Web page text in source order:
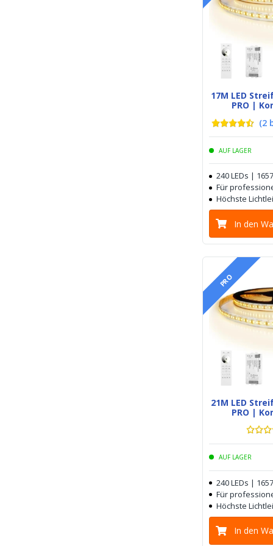
17M LED
PRO |
(2
AUF LAGER
240 LEDs |
Für
Höchste
In den
PRO
21M LED
PRO |
AUF LAGER
240 LEDs |
Für
Höchste
In den